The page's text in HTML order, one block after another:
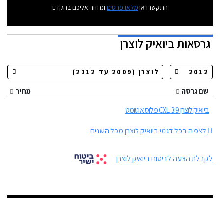
התקשרו או מלאו פרטים ונחזור אליכם בהקדם
גרסאותביואיק לוצרן
שם גרסה
מחיר
ביואיק לוצרן 3.9 CXL פלוס אוטומט
לצפיה בכל דגמי ביואיק לוצרן מכל השנים
לקבלת הצעה לביטוח ביואיק לוצרן